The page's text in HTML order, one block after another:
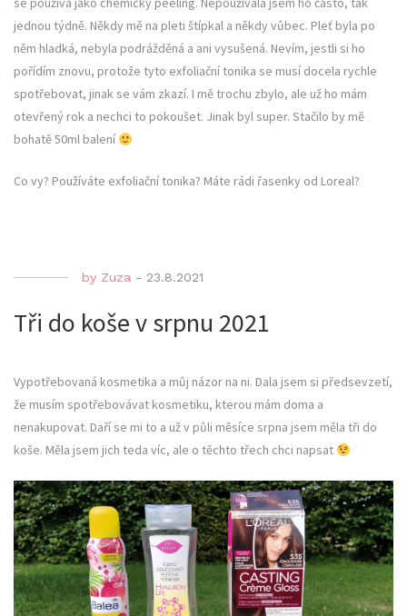
jednou týdně. Někdy mě na pleti štípkal a někdy vůbec. Pleť byla po
něm hladká, nebyla podrážděná a ani vysušená. Nevím, jestli si ho
pořídím znovu, protože tyto exfoliační tonika se musí docela rychle
spotřebovat, jinak se vám zkazí. I mě trochu zbylo, ale už ho mám
otevřený rok a nechci to pokoušet. Jinak byl super. Stačilo by mě
bohatě 50ml balení
Co vy? Používáte exfoliační tonika? Máte rádi řasenky od Loreal?
by Zuza - 23.8.2021
Tři do koše v srpnu 2021
Vypotřebovaná kosmetika a můj názor na ni. Dala jsem si předsevzetí,
že musím spotřebovávat kosmetiku, kterou mám doma a
nenakupovat. Daří se mi to a už v půli měsíce srpna jsem měla tři do
koše. Měla jsem jich teda víc, ale o těchto třech chci napsat